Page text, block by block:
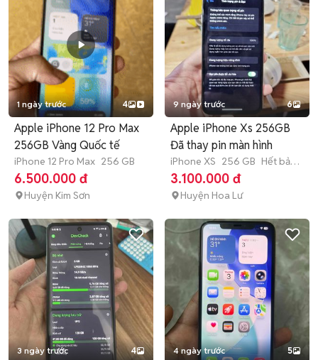
1 ngày trước 4
Apple iPhone 12 Pro Max
256GB Vàng Quốc tế
iPhone 12 Pro Max 256 GB
6.500.000 đ
Huyện Kim Sơn
9 ngày trước 6
Apple iPhone Xs 256GB
Đã thay pin màn hình
iPhone XS 256 GB Hết bảo
hành
3.100.000 đ
Huyện Hoa Lư
3 ngày trước 4 4 ngày trước 5